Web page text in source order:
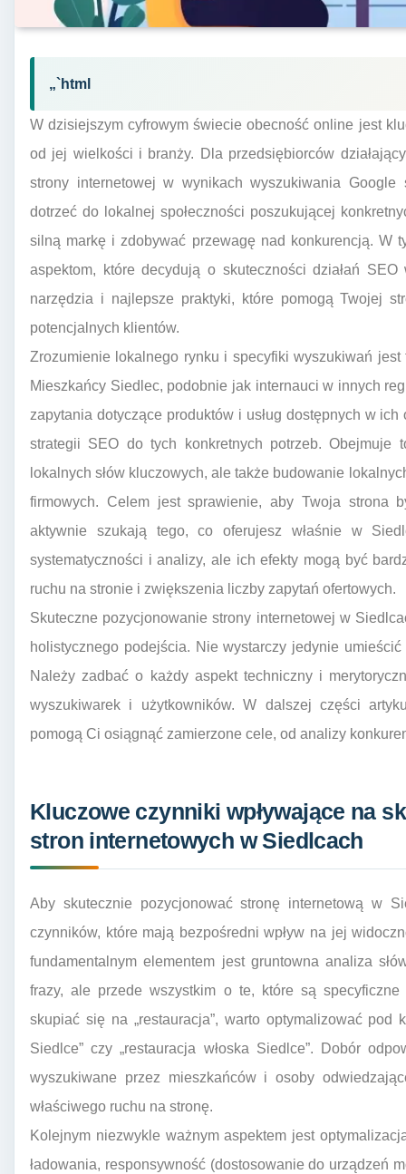
„`html
W dzisiejszym cyfrowym świecie obecność online jest
od jej wielkości i branży. Dla przedsiębiorców
strony internetowej w wynikach wyszukiwania
dotrzeć do lokalnej społeczności poszukującej
silną markę i zdobywać przewagę nad konkurencją. W
aspektom, które decydują o skuteczności działań
narzędzia i najlepsze praktyki, które pomogą Twojej
potencjalnych klientów.
Zrozumienie lokalnego rynku i specyfiki wyszukiwań
Mieszkańcy Siedlec, podobnie jak internauci w innych
zapytania dotyczące produktów i usług dostępnych w
strategii SEO do tych konkretnych potrzeb.
lokalnych słów kluczowych, ale także budowanie
firmowych. Celem jest sprawienie, aby Twoja strona
aktywnie szukają tego, co oferujesz właśnie w
systematyczności i analizy, ale ich efekty mogą być
ruchu na stronie i zwiększenia liczby zapytań ofertowych.
Skuteczne pozycjonowanie strony internetowej w
holistycznego podejścia. Nie wystarczy jedynie
Należy zadbać o każdy aspekt techniczny i
wyszukiwarek i użytkowników. W dalszej części
pomogą Ci osiągnąć zamierzone cele, od analizy
Kluczowe czynniki wpływające na
stron internetowych w Siedlcach
Aby skutecznie pozycjonować stronę internetową w
czynników, które mają bezpośredni wpływ na jej
fundamentalnym elementem jest gruntowna analiza
frazy, ale przede wszystkim o te, które są
skupiać się na „restauracja”, warto optymalizować pod
Siedlce” czy „restauracja włoska Siedlce”. Dobór
wyszukiwane przez mieszkańców i osoby
właściwego ruchu na stronę.
Kolejnym niezwykle ważnym aspektem jest
ładowania, responsywność (dostosowanie do urządzeń